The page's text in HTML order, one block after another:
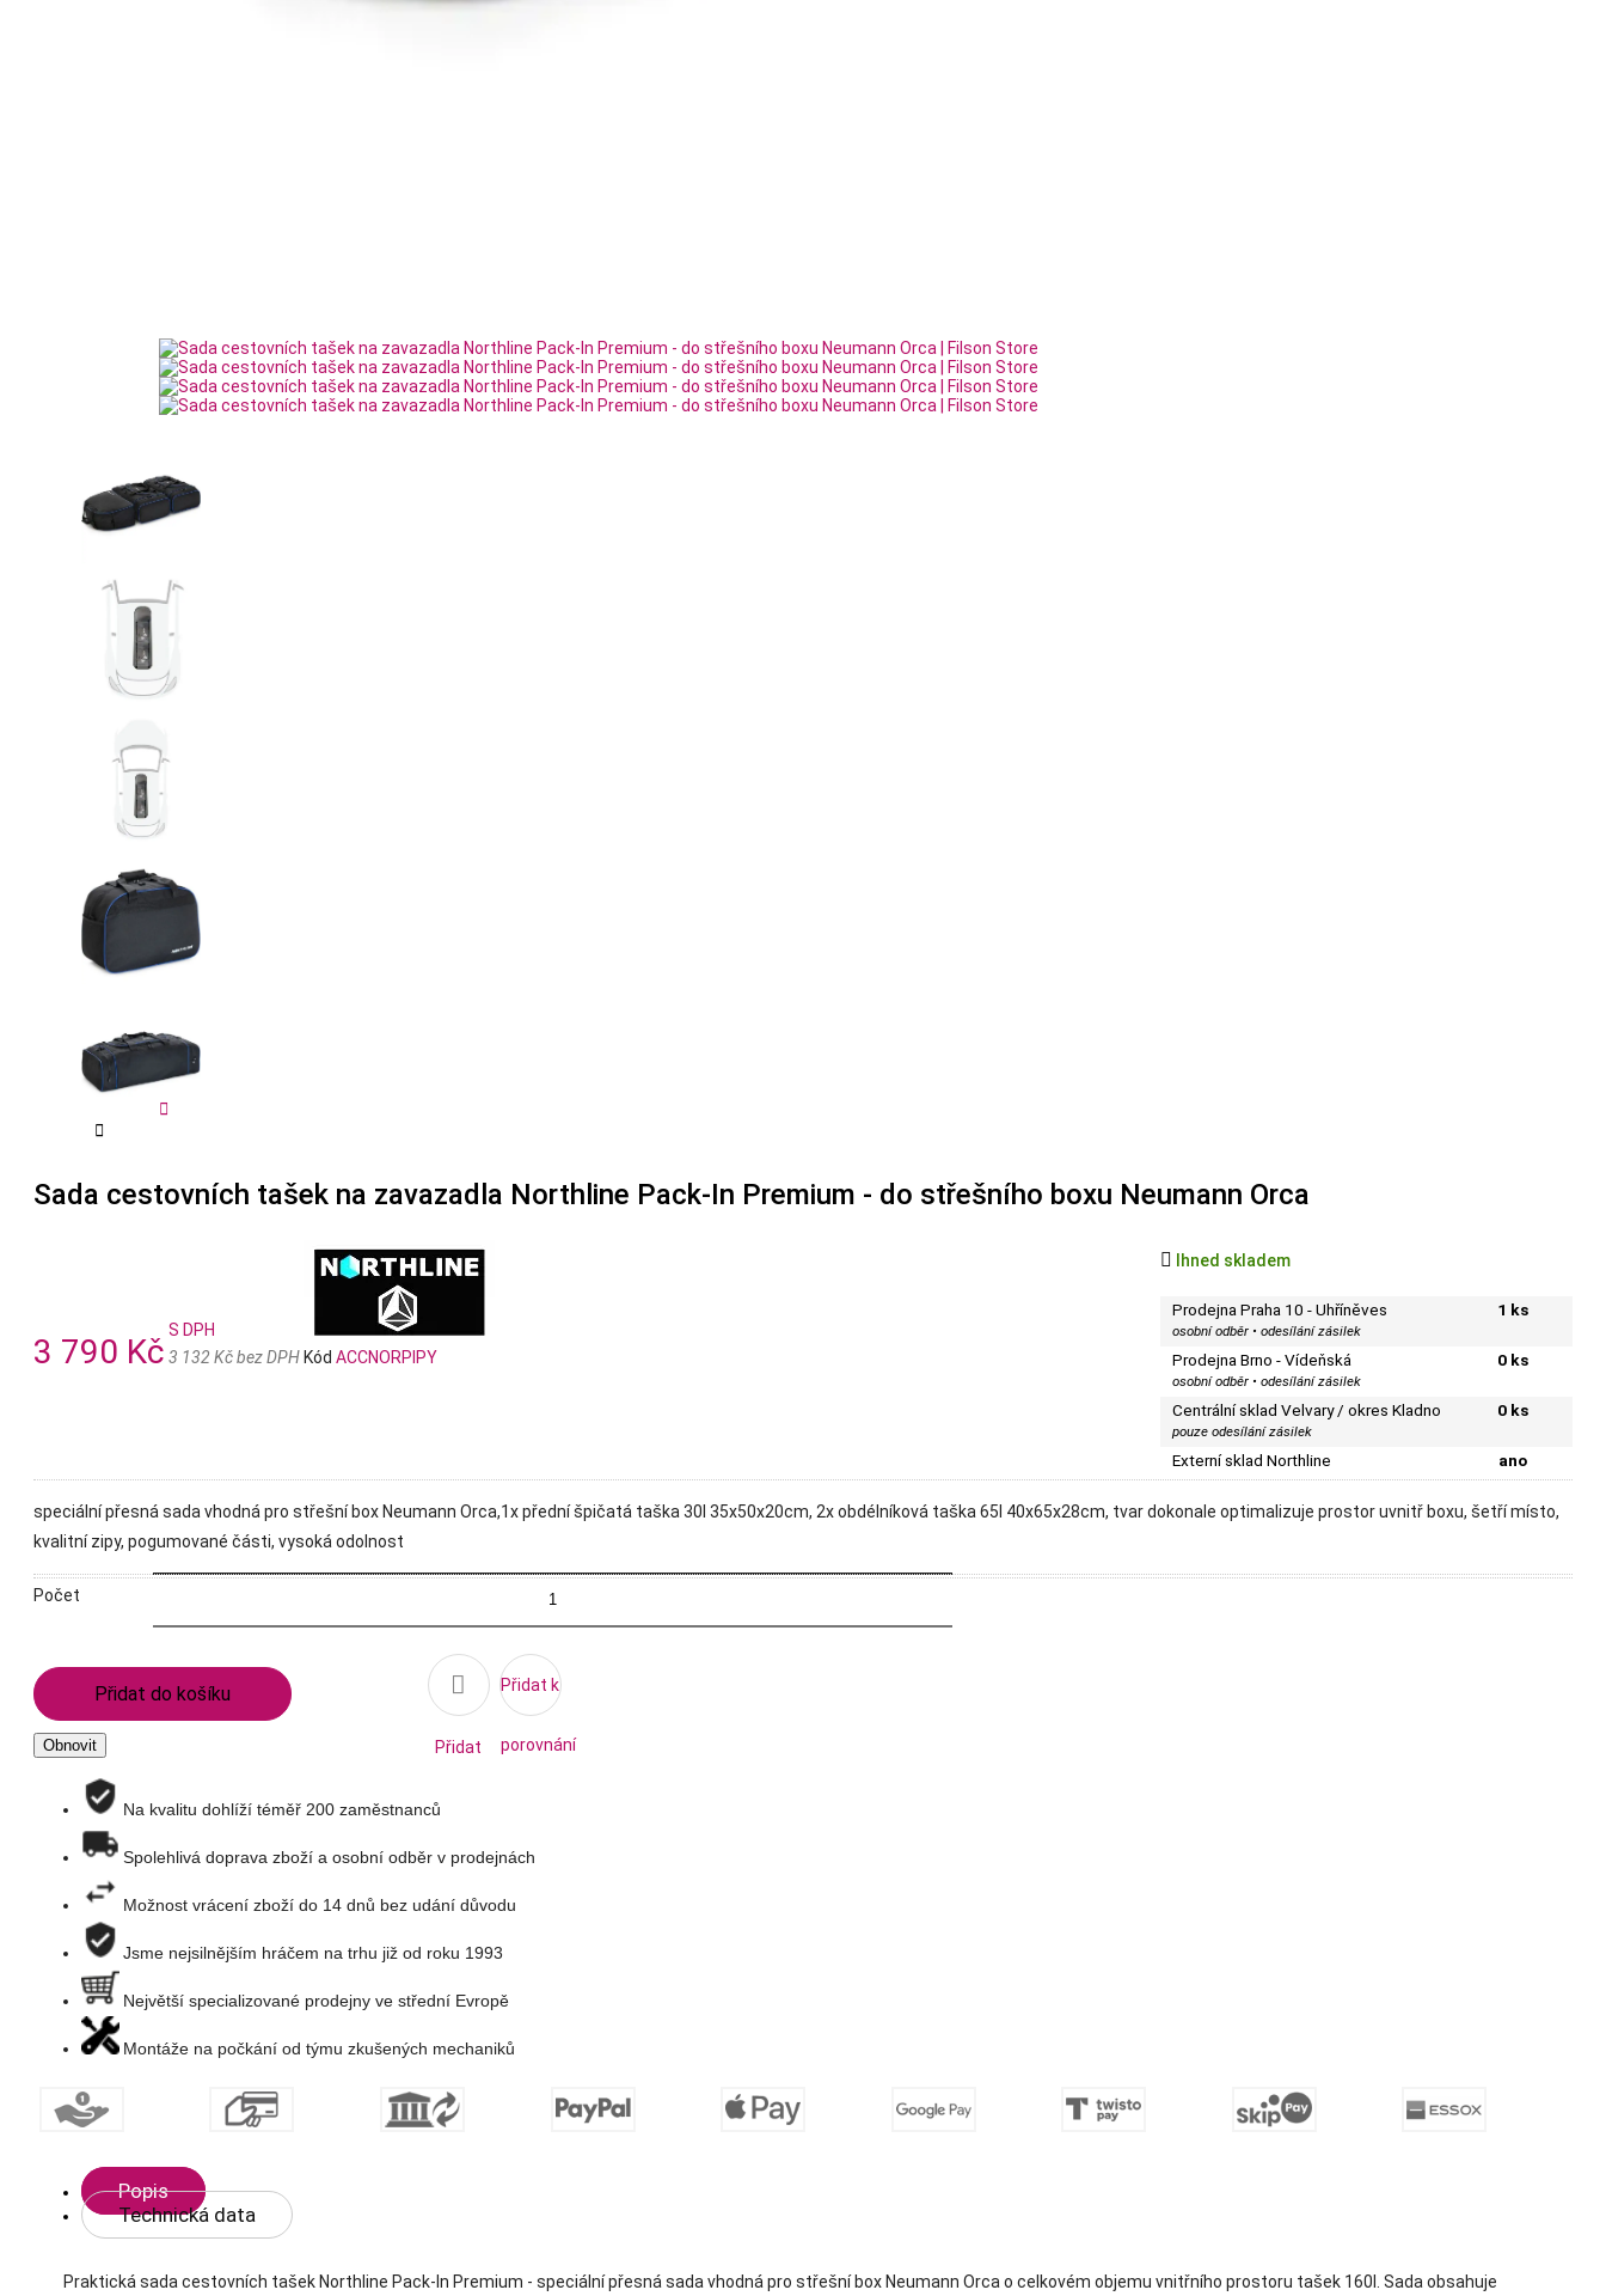


Sada cestovních tašek na zavazadla Northline Pack-In Premium - do střešního boxu Neumann Orca
3 790 Kč
S DPH
3 132 Kč bez DPH Kód ACCNORPIPY
 Ihned skladem
Prodejna Praha 10 - Uhříněves
osobní odběr • odesílání zásilek
1 ks
Prodejna Brno - Vídeňská
osobní odběr • odesílání zásilek
0 ks
Centrální sklad Velvary / okres Kladno
pouze odesílání zásilek
0 ks
Externí sklad Northline ano
speciální přesná sada vhodná pro střešní box Neumann Orca,1x přední špičatá taška 30l 35x50x20cm, 2x obdélníková taška 65l 40x65x28cm, tvar dokonale optimalizuje prostor uvnitř boxu, šetří místo,
kvalitní zipy, pogumované části, vysoká odolnost
Počet
Přidat do košíku 
Přidat
seznam
Přidat k
porovnání
Na kvalitu dohlíží téměř 200 zaměstnanců
Spolehlivá doprava zboží a osobní odběr v prodejnách
Možnost vrácení zboží do 14 dnů bez udání důvodu
Jsme nejsilnějším hráčem na trhu již od roku 1993
Největší specializované prodejny ve střední Evropě
Montáže na počkání od týmu zkušených mechaniků
Popis
Technická data
Praktická sada cestovních tašek Northline Pack-In Premium - speciální přesná sada vhodná pro střešní box Neumann Orca o celkovém objemu vnitřního prostoru tašek 160l. Sada obsahuje